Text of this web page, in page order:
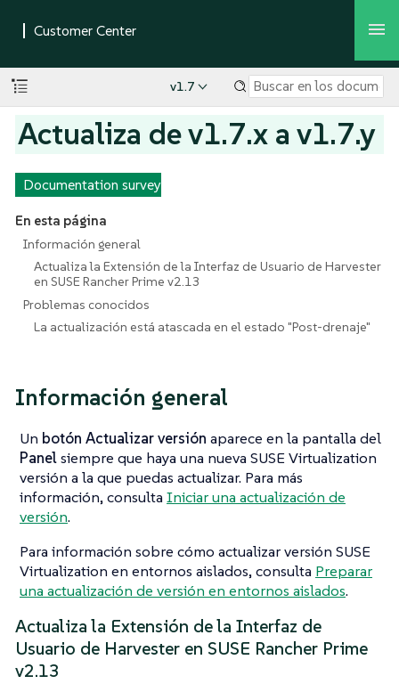
v1.7
Actualiza de v1.7.x a v1.7.y
Documentation survey
En esta página
Información general
Actualiza la Extensión de la Interfaz de Usuario de Harvester
en SUSE Rancher Prime v2.13
Problemas conocidos
La actualización está atascada en el estado "Post-drenaje"
Información general
Un botón Actualizar versión aparece en la pantalla del
Panelsiempre que haya una nueva SUSE Virtualization
versión a la que puedas actualizar. Para más
información, consulta Iniciar una actualización de
versión.
Para información sobre cómo actualizar versión SUSE
Virtualization en entornos aislados, consulta Preparar
una actualización de versión en entornos aislados.
Actualiza la Extensión de la Interfaz de
Usuario de Harvester en SUSE Rancher Prime
v2.13